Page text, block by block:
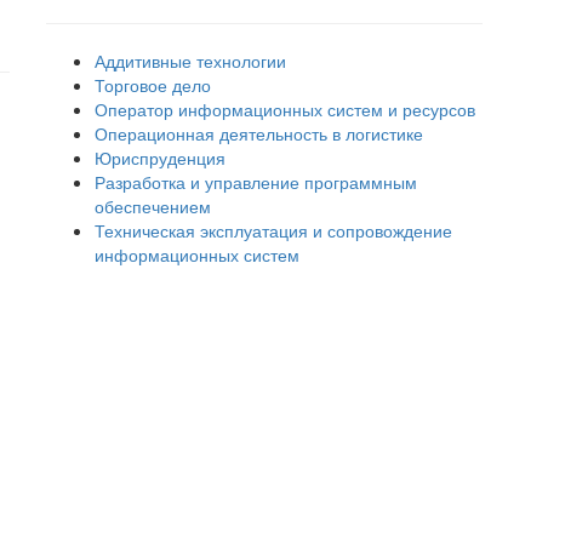
Аддитивные технологии
Торговое дело
Оператор информационных систем и ресурсов
Операционная деятельность в логистике
Юриспруденция
Разработка и управление программным
обеспечением
Техническая эксплуатация и сопровождение
информационных систем